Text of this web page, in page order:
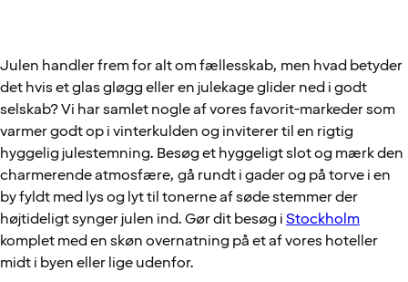
Julen handler frem for alt om fællesskab, men hvad betyder
det hvis et glas gløgg eller en julekage glider ned i godt
selskab? Vi har samlet nogle af vores favorit-markeder som
varmer godt op i vinterkulden og inviterer til en rigtig
hyggelig julestemning. Besøg et hyggeligt slot og mærk den
charmerende atmosfære, gå rundt i gader og på torve i en
by fyldt med lys og lyt til tonerne af søde stemmer der
højtideligt synger julen ind. Gør dit besøg iStockholm
komplet med en skøn overnatning på et af vores hoteller
midt i byen eller lige udenfor.